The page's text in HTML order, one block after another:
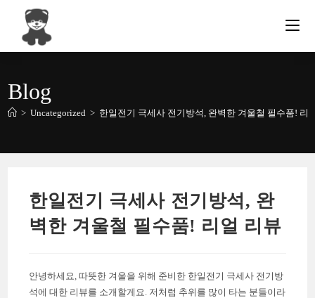
content
Blog
> Uncategorized > 한일전기 극세사 전기방석, 완벽한 겨울철 필수품! 리
한일전기 극세사 전기방석, 완
벽한 겨울철 필수품! 리얼 리뷰
안녕하세요, 따뜻한 겨울을 위해 준비한 한일전기 극세사 전기방
석에 대한 리뷰를 소개할게요. 저처럼 추위를 많이 타는 분들이라